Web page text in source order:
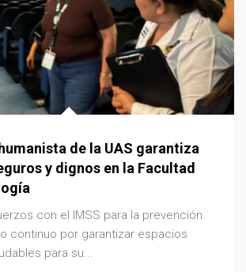
de la UAS garantiza
y dignos en la Facultad
con el IMSS para la prevención.
continuo por garantizar espacios
para su...